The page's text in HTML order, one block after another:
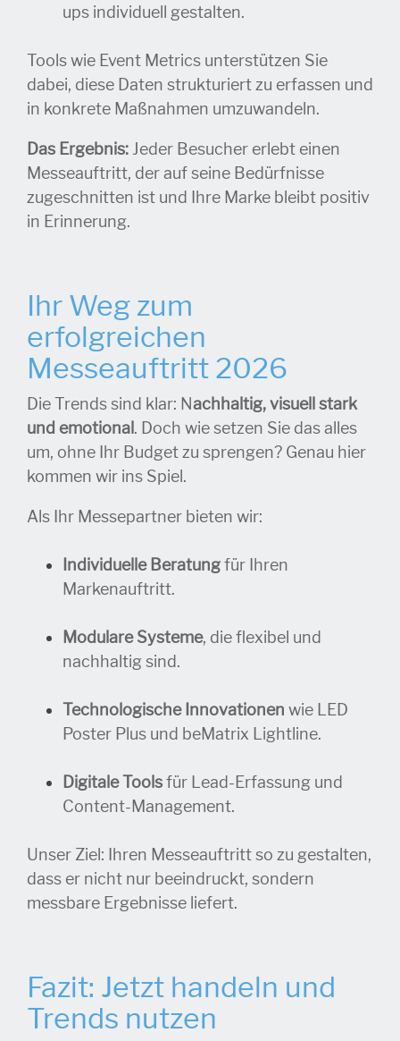
ups individuell gestalten.
Tools wie Event Metrics unterstützen Sie
dabei, diese Daten strukturiert zu erfassen und
in konkrete Maßnahmen umzuwandeln.
Das Ergebnis: Jeder Besucher erlebt einen
Messeauftritt, der auf seine Bedürfnisse
zugeschnitten ist und Ihre Marke bleibt positiv
in Erinnerung.
Ihr Weg zum
erfolgreichen
Messeauftritt 2026
Die Trends sind klar: Nachhaltig, visuell stark
und emotional . Doch wie setzen Sie das alles
um, ohne Ihr Budget zu sprengen? Genau hier
kommen wir ins Spiel.
Als Ihr Messepartner bieten wir:
Individuelle Beratungfür Ihren
Markenauftritt.
Modulare Systeme, die flexibel und
nachhaltig sind.
Technologische Innovationen wie LED
Poster Plus und beMatrix Lightline.
Digitale Toolsfür Lead-Erfassung und
Content-Management.
Unser Ziel: Ihren Messeauftritt so zu gestalten,
dass er nicht nur beeindruckt, sondern
messbare Ergebnisse liefert.
Fazit: Jetzt handeln und
Trends nutzen